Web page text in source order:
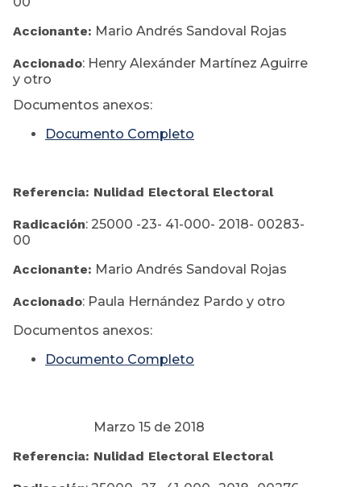
Accionante: Mario Andrés Sandoval Rojas
Accionado: Henry Alexánder Martínez Aguirre
y otro
Documentos anexos:
Documento Completo
Referencia: Nulidad Electoral Electoral
Radicación: 25000 -23- 41-000- 2018- 00283-
00
Accionante: Mario Andrés Sandoval Rojas
Accionado: Paula Hernández Pardo y otro
Documentos anexos:
Documento Completo
Marzo 15 de 2018
Referencia: Nulidad Electoral Electoral